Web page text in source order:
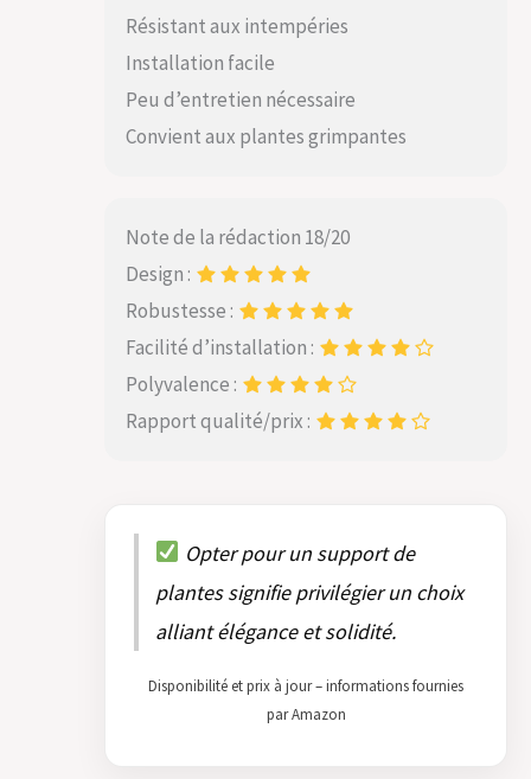
Résistant aux intempéries
Installation facile
Peu d’entretien nécessaire
Convient aux plantes grimpantes
Note de la rédaction 18/20
Design :
Robustesse :
Facilité d’installation :
Polyvalence :
Rapport qualité/prix :
Opter pour un support de
plantes signifie privilégier un choix
alliant élégance et solidité.
Disponibilité et prix à jour – informations fournies
par Amazon